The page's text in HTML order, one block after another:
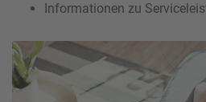
Informationen zu